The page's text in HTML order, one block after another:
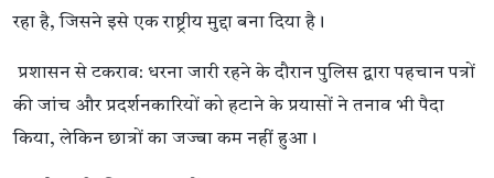
रहा है, जिसने इसे एक राष्ट्रीय मुद्दा बना दिया है।
प्रशासन से टकराव: धरना जारी रहने के दौरान पुलिस द्वारा पहचान पत्रों
की जांच और प्रदर्शनकारियों को हटाने के प्रयासों ने तनाव भी पैदा
किया, लेकिन छात्रों का जज्बा कम नहीं हुआ।